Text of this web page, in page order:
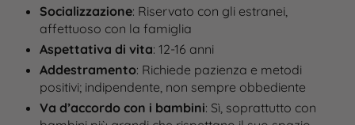
Socializzazione: Riservato con gli estranei,
affettuoso con la famiglia
Aspettativa di vita: 12-16 anni
Addestramento: Richiede pazienza e metodi
positivi; indipendente, non sempre obbediente
Va d’accordo con i bambini: Sì, soprattutto con